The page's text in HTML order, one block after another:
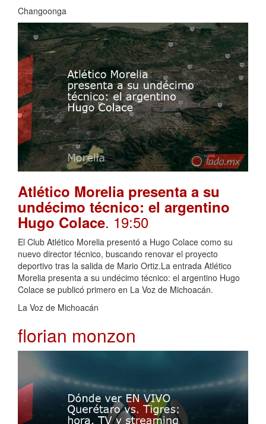
Changoonga
Atlético Morelia presenta a su
undécimo técnico: el argentino
Hugo Colace. 19:50
El Club Atlético Morelia presentó a Hugo Colace como su
nuevo director técnico, buscando renovar el proyecto
deportivo tras la salida de Mario Ortiz.La entrada Atlético
Morelia presenta a su undécimo técnico: el argentino Hugo
Colace se publicó primero en La Voz de Michoacán.
La Voz de Michoacán
florian monzon